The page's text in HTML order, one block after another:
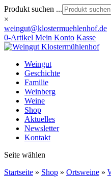
Produkt suchen ...
×
weingut@klostermuehlenhof.de
0-Artikel Mein Konto Kasse
Weingut
Geschichte
Familie
Weinberg
Weine
Shop
Aktuelles
Newsletter
Kontakt
Seite wählen
Startseite » Shop » Ortsweine »